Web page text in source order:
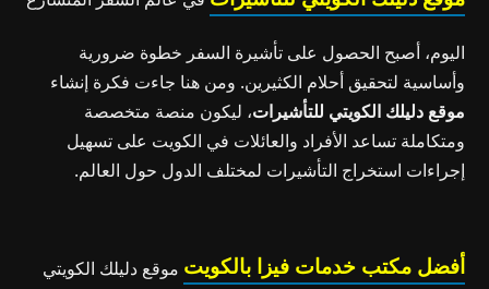
اليوم، أصبح الحصول على تأشيرة السفر خطوة ضرورية
وأساسية لتحقيق أحلام الكثيرين. ومن هنا جاءت فكرة إنشاء
موقع دليلك الكويتي للتأشيرات، ليكون منصة متخصصة
ومتكاملة تساعد الأفراد والعائلات في الكويت على تسهيل
إجراءات استخراج التأشيرات لمختلف الدول حول العالم.
أفضل مكتب خدمات فيزا بالكويت موقع دليلك الكويتي